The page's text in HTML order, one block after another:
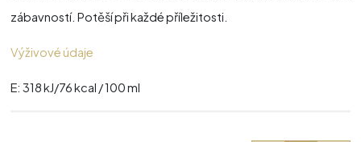
zábavností. Potěší při každé příležitosti.
Výživové údaje
E: 318 kJ/76 kcal / 100 ml